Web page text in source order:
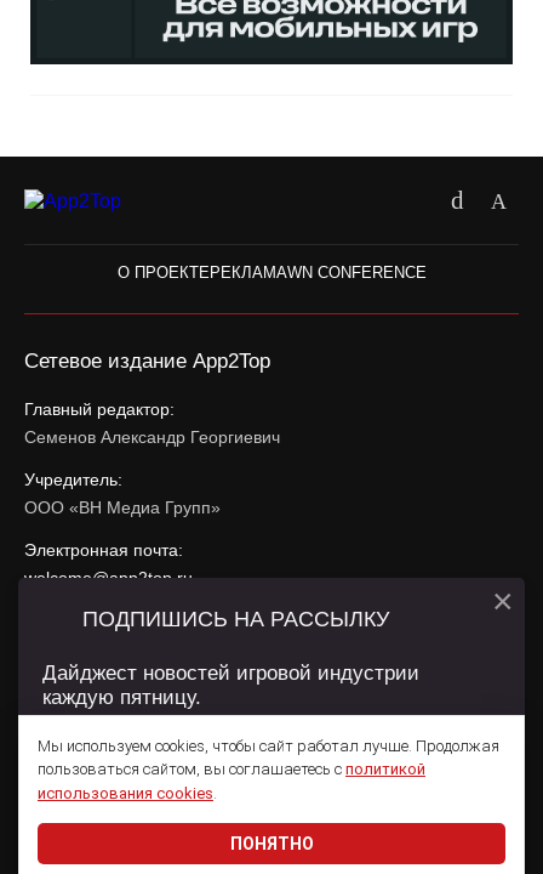
О ПРОЕКТЕРЕКЛАМАWN CONFERENCE
Сетевое издание App2Top
Главный редактор:
Семенов Александр Георгиевич
Учредитель:
ООО «ВН Медиа Групп»
Электронная почта:
welcome@app2top.ru
При использовании материалов активная ссылка на
Сайт использует IP адреса, cookie, данные геолокации
использования содержатся вПолитике конфиденциальностии
Пользовательском соглашении .
© 2011 — 2026 App2Top 16+
Мы используем cookies, чтобы сайт работал лучше. Продолжая
пользоваться сайтом, вы соглашаетесь с политикой
использования cookies.
ПОНЯТНО
ПОДПИШИСЬ НА РАССЫЛКУ
Дайджест новостей игровой индустрии
каждую пятницу.
Даю согласие на обработкуперсональных данных
×